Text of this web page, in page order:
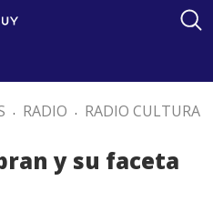
. RADIO . RADIO CULTURA
y su faceta